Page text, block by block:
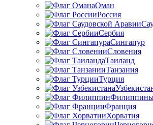
Оман
Россия
Сербия
Сингапур
Словения
Таиланд
Танзания
Турция
Франция
Хорватия